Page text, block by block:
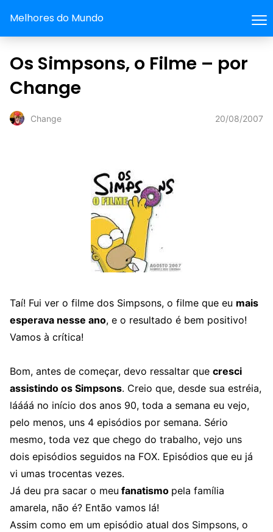
Melhores do Mundo
Os Simpsons, o Filme – por
Change
Change 20/08/2007
Taí! Fui ver o filme dos Simpsons, o filme que eu mais
esperava nesse ano, e o resultado é bem positivo!
Vamos à crítica!
Bom, antes de começar, devo ressaltar que cresci
assistindo os Simpsons. Creio que, desde sua estréia,
láááá no início dos anos 90, toda a semana eu vejo,
pelo menos, uns 4 episódios por semana. Sério
mesmo, toda vez que chego do trabalho, vejo uns
dois episódios seguidos na FOX. Episódios que eu já
vi umas trocentas vezes.
Já deu pra sacar o meu fanatismo pela família
amarela, não é? Então vamos lá!
Assim como em um episódio atual dos Simpsons, o